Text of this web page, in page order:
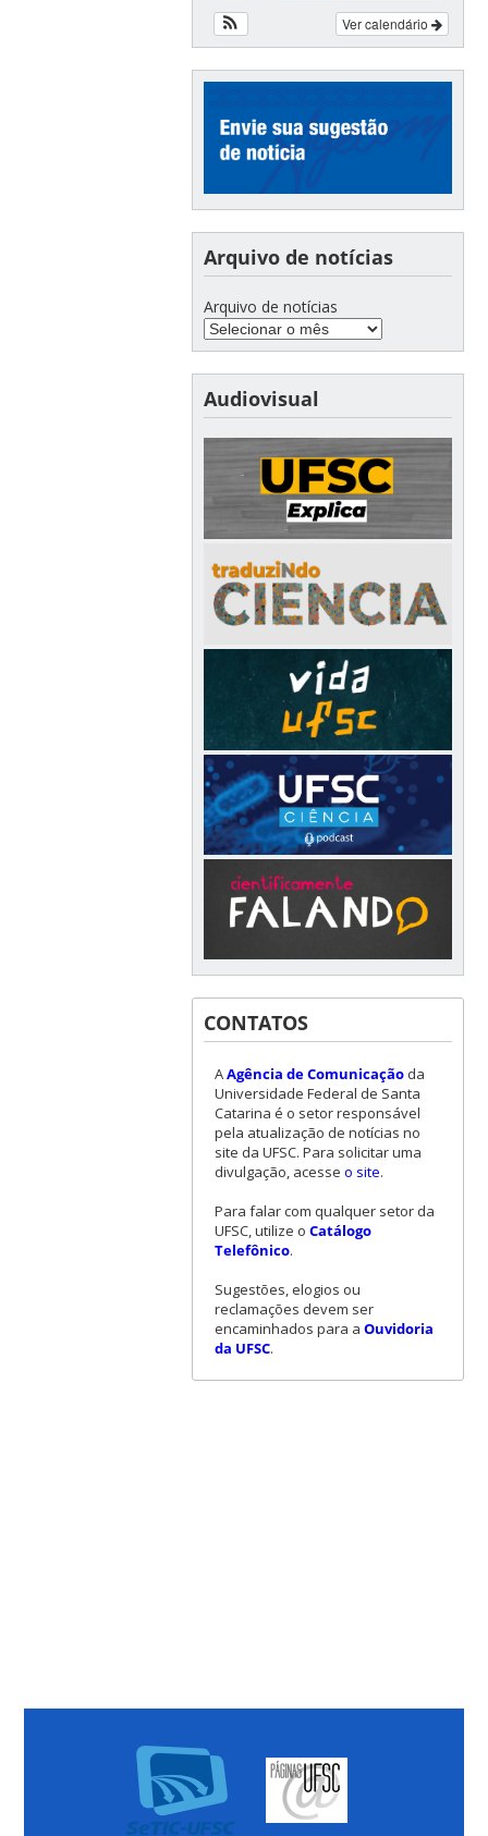
Ver calendário
Arquivo de notícias
Arquivo de notícias
Audiovisual
CONTATOS
AAgência de Comunicaçãoda
Universidade Federal de Santa
Catarina é o setor responsável
pela atualização de notícias no
site da UFSC. Para solicitar uma
divulgação, acesse o site.
Para falar com qualquer setor da
UFSC, utilize o Catálogo
Telefônico.
Sugestões, elogios ou
reclamações devem ser
encaminhados para a Ouvidoria
da UFSC.